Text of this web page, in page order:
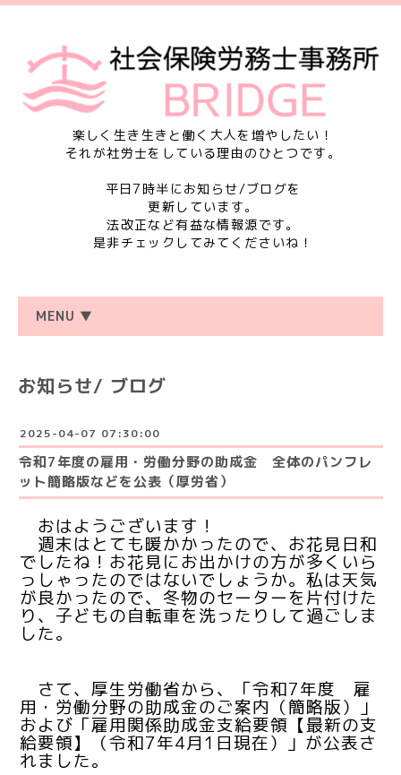
楽しく生き生きと働く大人を増やしたい！
それが社労士をしている理由のひとつです。
平日7時半にお知らせ/ブログを
更新しています。
法改正など有益な情報源です。
是非チェックしてみてくださいね！
MENU ▼
お知らせ/ ブログ
2025-04-07 07:30:00
令和7年度の雇用・労働分野の助成金 全体のパンフレ
ット簡略版などを公表（厚労省）
おはようございます！
週末はとても暖かかったので、お花見日和
でしたね！お花見にお出かけの方が多くいら
っしゃったのではないでしょうか。私は天気
が良かったので、冬物のセーターを片付けた
り、子どもの自転車を洗ったりして過ごしま
した。
さて、 厚生労働省から、「令和7年度 雇
用・労働分野の助成金のご案内（簡略版）」
および「雇用関係助成金支給要領【最新の支
給要領】（令和7年4月1日現在）」が公表さ
れました。